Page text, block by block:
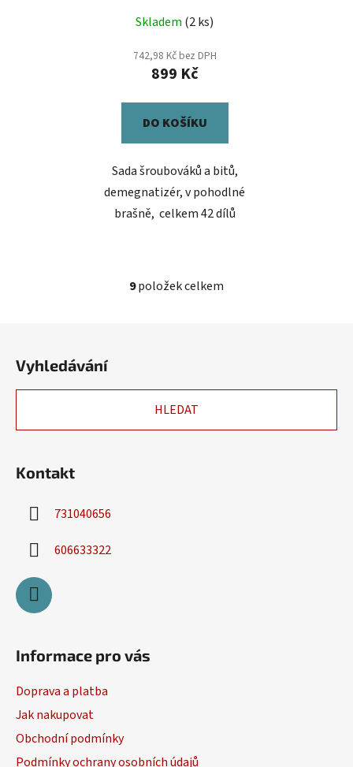
Skladem (2 ks)
742,98 Kč bez DPH
899 Kč
DO KOŠÍKU
Sada šroubováků a bitů,
demegnatizér, v pohodlné
brašně, celkem 42 dílů
O
í
p
9položek celkem
Vyhledávání
HLEDAT
Kontakt
731040656
606633322
Informace pro vás
Doprava a platba
Jak nakupovat
Obchodní podmínky
Podmínky ochrany osobních údajů